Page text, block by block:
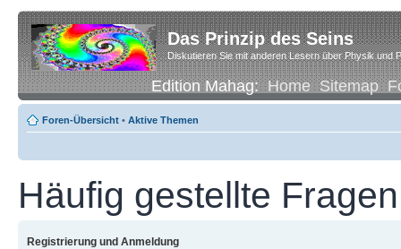
Das Prinzip des Seins
Diskutieren Sie mit anderen Lesern über Physik und
Edition Mahag:Home Sitemap
Foren-Übersicht • Aktive Themen
Häufig gestellte Fragen
Registrierung und Anmeldung